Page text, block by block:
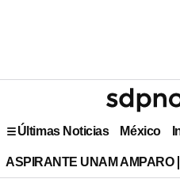
Últimas Noticias México
ASPIRANTE UNAM AMPARO